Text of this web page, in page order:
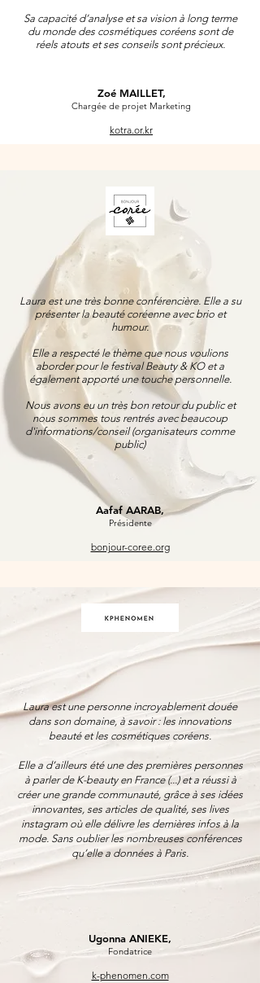
Sa capacité d’analyse et sa vision à long terme
du monde des cosmétiques coréens sont de
réels atouts et ses conseils sont précieux.
Zoé MAILLET,
Chargée de projet Marketing
kotra.or.kr
Laura est une très bonne conférencière. Elle a su
présenter la beauté coréenne avec brio et
humour.
Elle a respecté le thème que nous voulions
aborder pour le festival Beauty & KO et a
également apporté une touche personnelle.
Nous avons eu un très bon retour du public et
nous sommes tous rentrés avec beaucoup
d'informations/conseil (organisateurs comme
public)
Aafaf AARAB,
Présidente
bonjour-coree.org
Laura est une personne incroyablement douée
dans son domaine, à savoir : les innovations
beauté et les cosmétiques coréens.
Elle a d’ailleurs été une des premières personnes
à parler de K-beauty en France (...) et a réussi à
créer une grande communauté, grâce à ses idées
innovantes, ses articles de qualité, ses lives
instagram où elle délivre les dernières infos à la
mode. Sans oublier les nombreuses conférences
qu’elle a données à Paris.
Ugonna ANIEKE,
Fondatrice
k-phenomen.com